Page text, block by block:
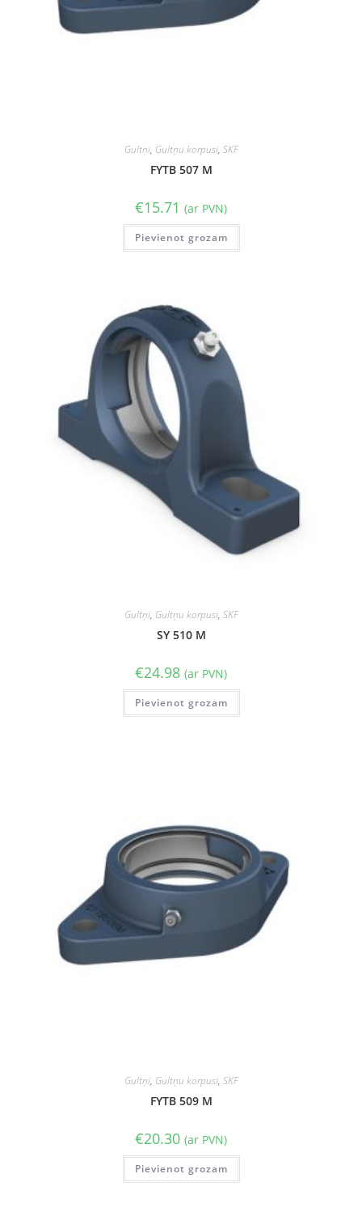
Gultņi, Gultņu korpusi, SKF
FYTB 507 M
€15.71 (ar PVN)
Pievienot grozam
Gultņi, Gultņu korpusi, SKF
SY 510 M
€24.98 (ar PVN)
Pievienot grozam
Gultņi, Gultņu korpusi, SKF
FYTB 509 M
€20.30 (ar PVN)
Pievienot grozam